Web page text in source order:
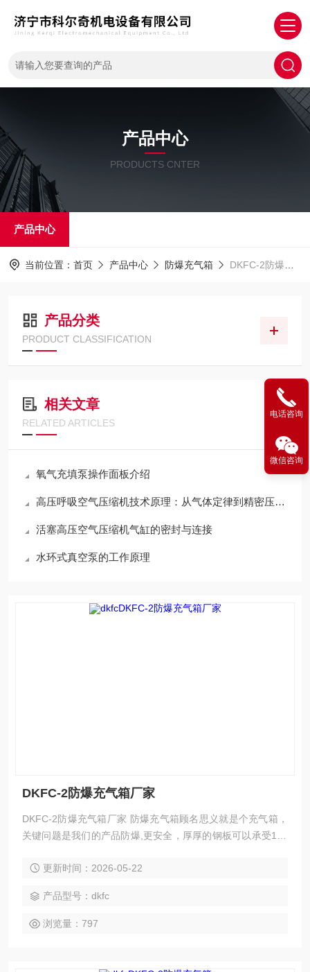
产品中心
PRODUCTS CNTER
产品中心
当前位置： 首页 产品中心 防爆充气箱 DKFC-2防爆充气箱
产品分类
PRODUCT CLASSIFICATION
相关文章
RELATED ARTICLES
氧气充填泵操作面板介绍
高压呼吸空气压缩机技术原理：从气体定律到精密压缩的跨越
活塞高压空气压缩机气缸的密封与连接
水环式真空泵的工作原理
DKFC-2防爆充气箱厂家
DKFC-2防爆充气箱厂家 防爆充气箱顾名思义就是个充气箱，
关键问题是我们的产品防爆,更安全，厚厚的钢板可以承受100
员工和保护你的客户。 我公司生产的气瓶防爆充气箱是为了保
安全隐患的气瓶即时发现,科尔奇防爆充气箱可阻挡隐患气瓶在
爆破时产生的高速破片对气瓶操作人员的伤害
更新时间：2026-05-22
产品型号：dkfc
浏览量：797
电话咨询
微信咨询